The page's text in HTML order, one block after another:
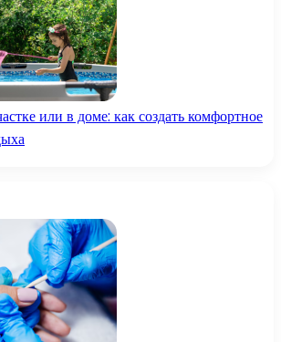
или в доме: как создать комфортное